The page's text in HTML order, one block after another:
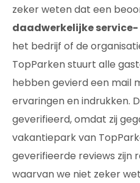
zeker weten dat een
daadwerkelijke
het bedrijf of de
TopParken stuurt alle
hebben gevierd een mail
ervaringen en indrukken.
geverifieerd, omdat zij
vakantiepark van
geverifieerde reviews zijn
waarvan we niet zeker